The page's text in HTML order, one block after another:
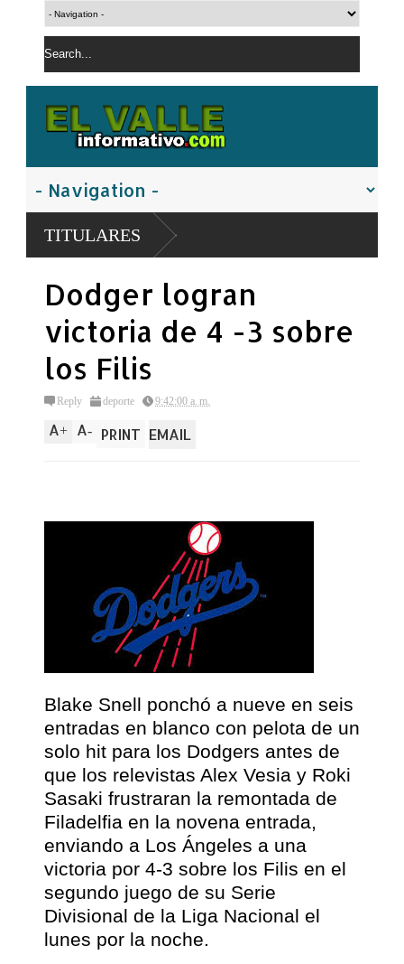
TITULARES
Dodger logran
victoria de 4 -3 sobre
los Filis
Reply deporte 9:42:00 a. m.
A+ A- PRINT EMAIL
Blake Snell ponchó a nueve en seis
entradas en blanco con pelota de un
solo hit para los Dodgers antes de
que los relevistas Alex Vesia y Roki
Sasaki frustraran la remontada de
Filadelfia en la novena entrada,
enviando a Los Ángeles a una
victoria por 4-3 sobre los Filis en el
segundo juego de su Serie
Divisional de la Liga Nacional el
lunes por la noche.